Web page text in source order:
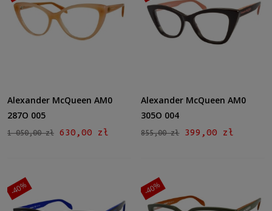
Alexander McQueen AM0
287O 005
1 050,00 zł 630,00 zł
Alexander McQueen AM0
305O 004
855,00 zł 399,00 zł
-40% -40%